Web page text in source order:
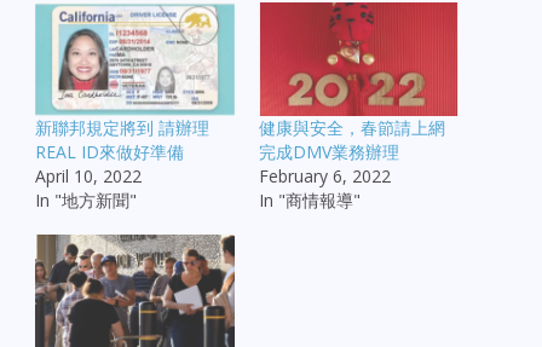
新聯邦規定將到 請辦理
REAL ID來做好準備
April 10, 2022
In "地方新聞"
健康與安全，春節請上網
完成DMV業務辦理
February 6, 2022
In "商情報導"